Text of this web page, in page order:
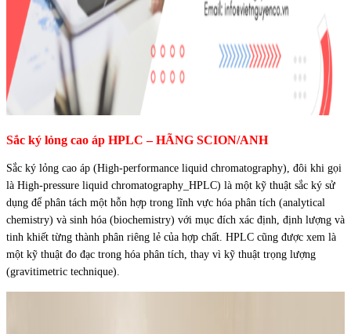
Sắc ký lỏng cao áp HPLC – HÃNG SCION/ANH
Sắc ký lỏng cao áp (High-performance liquid chromatography), đôi khi gọi
là High-pressure liquid chromatography_HPLC) là một kỹ thuật sắc ký sử
dụng để phân tách một hỗn hợp trong lĩnh vực hóa phân tích (analytical
chemistry) và sinh hóa (biochemistry) với mục đích xác định, định lượng và
tinh khiết từng thành phân riêng lẻ của hợp chất. HPLC cũng được xem là
một kỹ thuật đo đạc trong hóa phân tích, thay vì kỹ thuật trọng lượng
(gravitimetric technique).